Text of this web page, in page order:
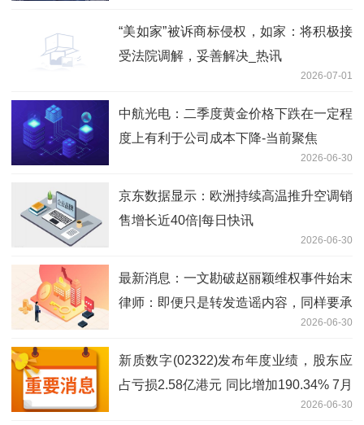
“美如家”被诉商标侵权，如家：将积极接
受法院调解，妥善解决_热讯
2026-07-01
中航光电：二季度黄金价格下跌在一定程
度上有利于公司成本下降-当前聚焦
2026-06-30
京东数据显示：欧洲持续高温推升空调销
售增长近40倍|每日快讯
2026-06-30
最新消息：一文勘破赵丽颖维权事件始末
律师：即便只是转发造谣内容，同样要承
2026-06-30
新质数字(02322)发布年度业绩，股东应
占亏损2.58亿港元 同比增加190.34% 7月
2026-06-30